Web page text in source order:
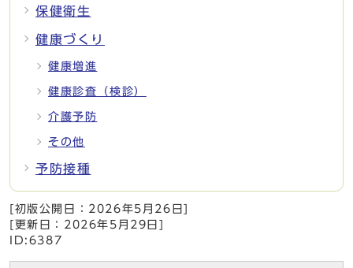
保健衛生
健康づくり
健康増進
健康診査（検診）
介護予防
その他
予防接種
[初版公開日： 2026年5月26日
[更新日： 2026年5月29日
ID:6387